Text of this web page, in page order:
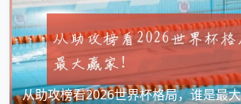
从助攻榜看2026世界杯格局，谁是最